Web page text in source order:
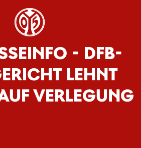
- DFB-
LEHNT
VERLEGUNG